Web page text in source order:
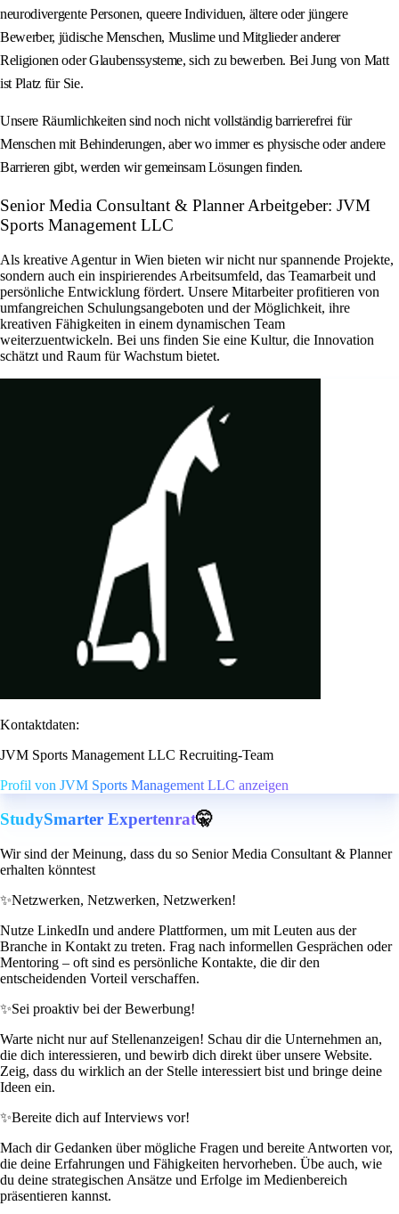
neurodivergente Personen, queere Individuen, ältere oder jüngere
Bewerber, jüdische Menschen, Muslime und Mitglieder anderer
Religionen oder Glaubenssysteme, sich zu bewerben. Bei Jung von Matt
ist Platz für Sie.
Unsere Räumlichkeiten sind noch nicht vollständig barrierefrei für
Menschen mit Behinderungen, aber wo immer es physische oder andere
Barrieren gibt, werden wir gemeinsam Lösungen finden.
Senior Media Consultant & Planner Arbeitgeber: JVM
Sports Management LLC
Als kreative Agentur in Wien bieten wir nicht nur spannende Projekte,
sondern auch ein inspirierendes Arbeitsumfeld, das Teamarbeit und
persönliche Entwicklung fördert. Unsere Mitarbeiter profitieren von
umfangreichen Schulungsangeboten und der Möglichkeit, ihre
kreativen Fähigkeiten in einem dynamischen Team
weiterzuentwickeln. Bei uns finden Sie eine Kultur, die Innovation
schätzt und Raum für Wachstum bietet.
Kontaktdaten:
JVM Sports Management LLC Recruiting-Team
Profil von JVM Sports Management LLC anzeigen
StudySmarter Expertenrat🤫
Wir sind der Meinung, dass du so Senior Media Consultant & Planner
erhalten könntest
✨Netzwerken, Netzwerken, Netzwerken!
Nutze LinkedIn und andere Plattformen, um mit Leuten aus der
Branche in Kontakt zu treten. Frag nach informellen Gesprächen oder
Mentoring – oft sind es persönliche Kontakte, die dir den
entscheidenden Vorteil verschaffen.
✨Sei proaktiv bei der Bewerbung!
Warte nicht nur auf Stellenanzeigen! Schau dir die Unternehmen an,
die dich interessieren, und bewirb dich direkt über unsere Website.
Zeig, dass du wirklich an der Stelle interessiert bist und bringe deine
Ideen ein.
✨Bereite dich auf Interviews vor!
Mach dir Gedanken über mögliche Fragen und bereite Antworten vor,
die deine Erfahrungen und Fähigkeiten hervorheben. Übe auch, wie
du deine strategischen Ansätze und Erfolge im Medienbereich
präsentieren kannst.